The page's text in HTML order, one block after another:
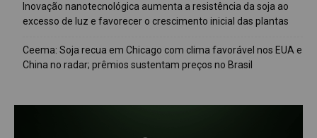
Inovação nanotecnológica aumenta a resistência da soja ao
excesso de luz e favorecer o crescimento inicial das plantas
Ceema: Soja recua em Chicago com clima favorável nos EUA e
China no radar; prêmios sustentam preços no Brasil